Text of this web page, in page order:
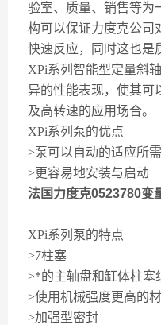
验室、质量、销售等为
构可以保证力度克公司
快速反应，同时这也是
XPi系列智能型定量斜
异的性能表现，使其可
及高转速的应用场合。
XPi系列泵的优点
>泵可以自动的适应所
>更容易地安装与启动
法国力度克0523780变
XPi系列泵的特点
>7柱塞
>*的主轴盘和缸体柱塞
>使用机械强度更高的
>加强型密封